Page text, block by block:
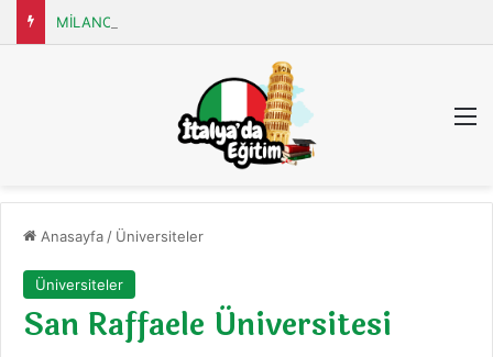
MİLANO Üniversitesi (Università degli Studi di MILANO)
Anasayfa / Üniversiteler
Üniversiteler
San Raffaele Üniversitesi